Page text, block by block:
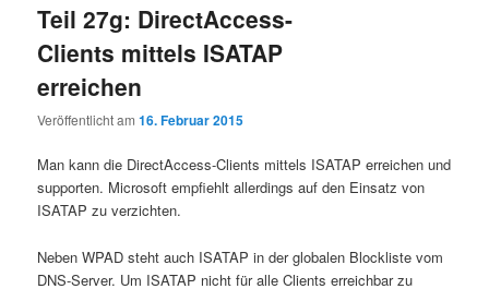
Teil 27g: DirectAccess-
Clients mittels ISATAP
erreichen
Veröffentlicht am16. Februar 2015
Man kann die DirectAccess-Clients mittels ISATAP erreichen und
supporten. Microsoft empfiehlt allerdings auf den Einsatz von
ISATAP zu verzichten.
Neben WPAD steht auch ISATAP in der globalen Blockliste vom
DNS-Server. Um ISATAP nicht für alle Clients erreichbar zu